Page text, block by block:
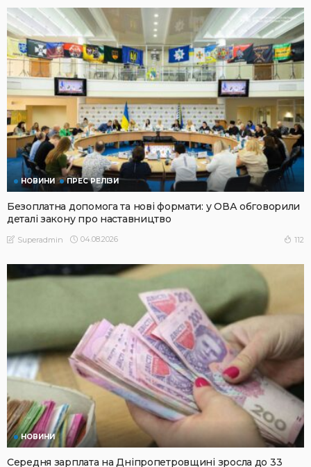
НОВИНИ ПРЕС РЕЛІЗИ
Безоплатна допомога та нові формати: у ОВА обговорили
деталі закону про наставництво
Superadmin 04.08.2026 112
НОВИНИ
Середня зарплата на Дніпропетровщині зросла до 33